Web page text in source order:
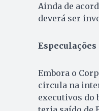
Ainda de
deverá ser
Especulações
Embora o
circula na
executivos do